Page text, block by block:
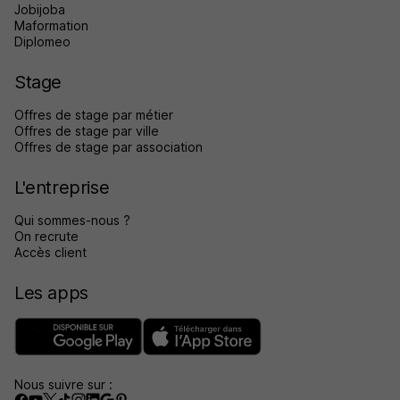
Jobijoba
Maformation
Diplomeo
Stage
Offres de stage par métier
Offres de stage par ville
Offres de stage par association
L'entreprise
Qui sommes-nous ?
On recrute
Accès client
Les apps
Nous suivre sur :